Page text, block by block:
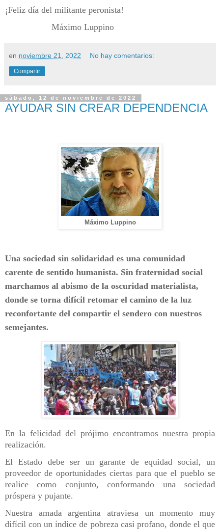
¡Feliz día del militante peronista!
Máximo Luppino
en noviembre 21, 2022 No hay comentarios:
Compartir
sábado, 12 de noviembre de 2022
AYUDAR SIN CREAR DEPENDENCIA
Máximo Luppino
Una sociedad sin solidaridad es una comunidad
carente de sentido humanista. Sin fraternidad social
marchamos al abismo de la oscuridad materialista,
donde se torna difícil retomar el camino de la luz
reconfortante del compartir el sendero con nuestros
semejantes.
En la felicidad del prójimo encontramos nuestra propia
realización.
El Estado debe ser un garante de equidad social, un
proveedor de oportunidades ciertas para que el pueblo se
realice como conjunto, conformando una sociedad
próspera y pujante.
Nuestra amada argentina atraviesa un momento muy
difícil con un índice de pobreza casi profano, donde el que